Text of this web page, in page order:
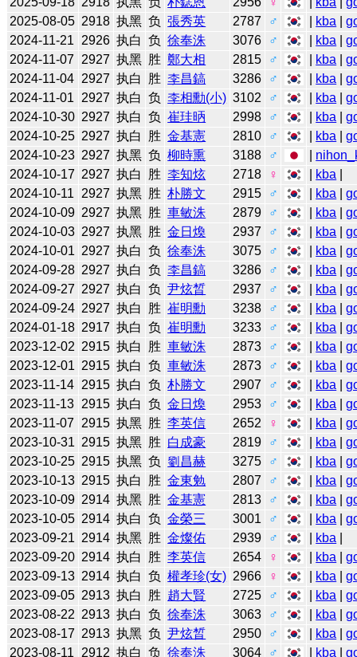
2025-08-05 2918 执黑 负 張秀英 2787 ♂ kba |
2024-11-21
2926 执白 负 徐奉洙 3076 ♂ kba |
2024-11-07
2927 执黑 胜 鄭大相 2815 ♂ kba |
2024-11-04 2927 执白 胜 李昌鎬 3286 ♂ kba |
2024-11-01
2927 执白 负 李相勳(小) 3102 ♂ kba |
2024-10-30 2927 执白 负 崔珪昞 2998 ♂ kba |
2024-10-25 2927 执白 胜 金基憲 2810 ♂ kba |
2024-10-23 2927 执黑 负 柳時熏 3188 ♂
2024-10-17 2927 执白 胜 李知炫 2718 ♀ kba
2024-10-11
2927 执黑 胜 朴勝文 2915 ♂ kba |
2024-10-09 2927 执黑 胜 車敏洙 2879 ♂ kba |
2024-10-03 2927 执黑 胜 金日煥 2937 ♂ kba |
2024-10-01 2927 执白 负 徐奉洙 3075 ♂ kba |
2024-09-28 2927 执白 负 李昌鎬 3286 ♂ kba |
2024-09-27 2927 执白 负 尹炫晳 2937 ♂ kba |
2024-09-24 2927 执白 胜 崔明勳 3238 ♂ kba |
2024-01-18 2917 执白 负 崔明勳 3233 ♂ kba |
2023-12-02 2915 执白 胜 車敏洙 2873 ♂ kba |
2023-12-01 2915 执白 负 車敏洙 2873 ♂ kba |
2023-11-14 2915 执白 负 朴勝文 2907 ♂ kba |
2023-11-13 2915 执白 负 金日煥 2953 ♂ kba |
2023-11-07
2915 执黑 胜 李英信 2652 ♀ kba |
2023-10-31 2915 执黑 胜 白成豪 2819 ♂ kba |
2023-10-25 2915 执黑 负 劉昌赫 3275 ♂ kba |
2023-10-13 2915 执白 胜 金東勉 2807 ♂ kba |
2023-10-09 2914 执黑 胜 金基憲 2813 ♂ kba |
2023-10-05 2914 执白 负 金榮三 3001 ♂ kba |
2023-09-21 2914 执黑 胜 金燦佑 2939 ♂ kba
2023-09-20 2914 执白 胜 李英信 2654 ♀ kba |
2023-09-13 2914 执白 负 權孝珍(女) 2966 ♀ kba |
2023-09-05 2913 执白 胜 趙大賢 2725 ♂ kba |
2023-08-22 2913 执白 负 徐奉洙 3063 ♂ kba |
2023-08-17 2913 执黑 负 尹炫晳 2950 ♂ kba |
2023-08-11
2912 执白 负 徐奉洙 3064 ♂ kba |